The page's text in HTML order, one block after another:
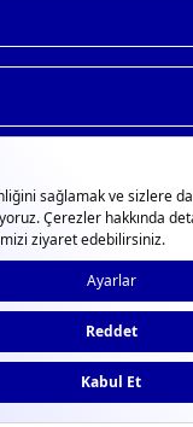
© 2023GPN- Tüm Hakları